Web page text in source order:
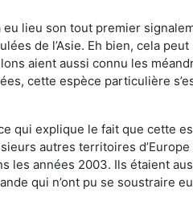
eu lieu son tout premier
de l’Asie. Eh bien, cela peut
aient aussi connu les
cette espèce particulière
qui explique le fait que cette
autres territoires d’Europe
les années 2003. Ils étaient
qui n’ont pu se soustraire